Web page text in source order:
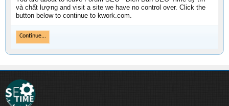
và chất lượng and visit a site we have no control over. Click the
button below to continue to kwork.com.
Continue...